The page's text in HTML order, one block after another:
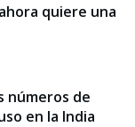
quiere una
números de
en la India